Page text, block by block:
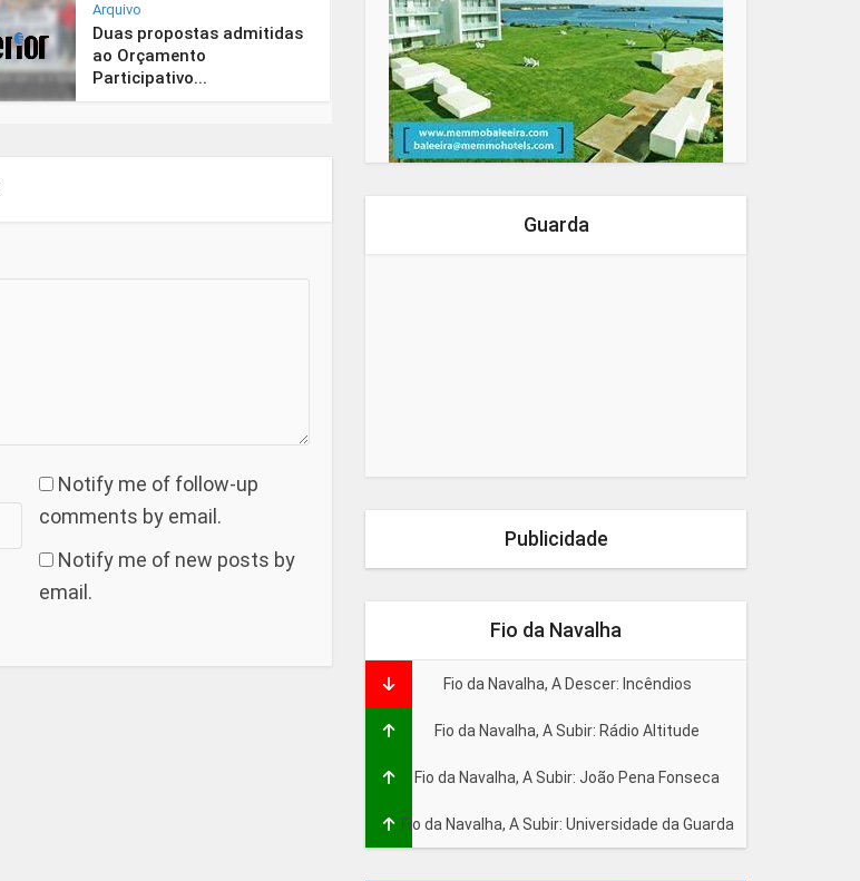
Arquivo
Duas propostas admitidas
ao Orçamento
Participativo...
Notify me of follow-up
comments by email.
Notify me of new posts by
email.
Guarda
Publicidade
Fio da Navalha
Fio da Navalha, A Descer: Incêndios
Fio da Navalha, A Subir: Rádio Altitude
Fio da Navalha, A Subir: João Pena Fonseca
Fio da Navalha, A Subir: Universidade da Guarda